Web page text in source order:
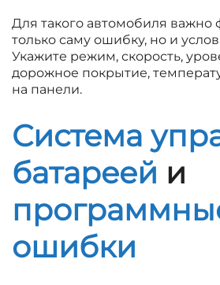
Для такого автомобиля важно
только саму ошибку, но и
Укажите режим, скорость,
дорожное покрытие,
на панели.
Система
батареей и
ошибки